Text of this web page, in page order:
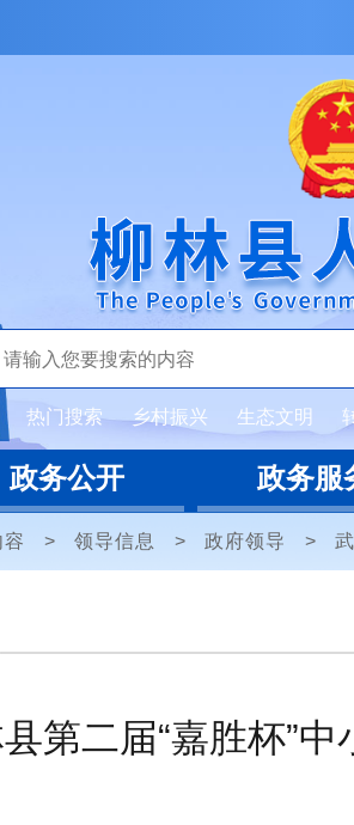
热门搜索 乡村振兴 生态文明
政务公开 政务服
> 领导信息 > 政府领导 >
第二届“嘉胜杯”